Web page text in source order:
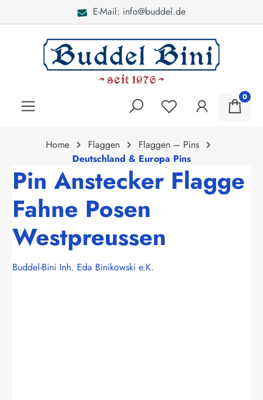
E-Mail: info@buddel.de
0
Home Flaggen
Flaggen – Pins
Deutschland & Europa Pins
Pin Anstecker Flagge
Fahne Posen
Westpreussen
Buddel-Bini Inh. Eda Binikowski e.K.